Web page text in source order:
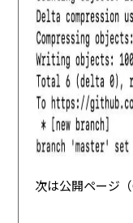
次は公開ページ